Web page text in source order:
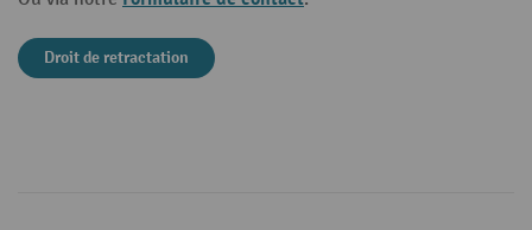
Droit de retractation